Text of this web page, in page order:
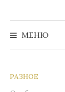
МЕНЮ
РАЗНОЕ